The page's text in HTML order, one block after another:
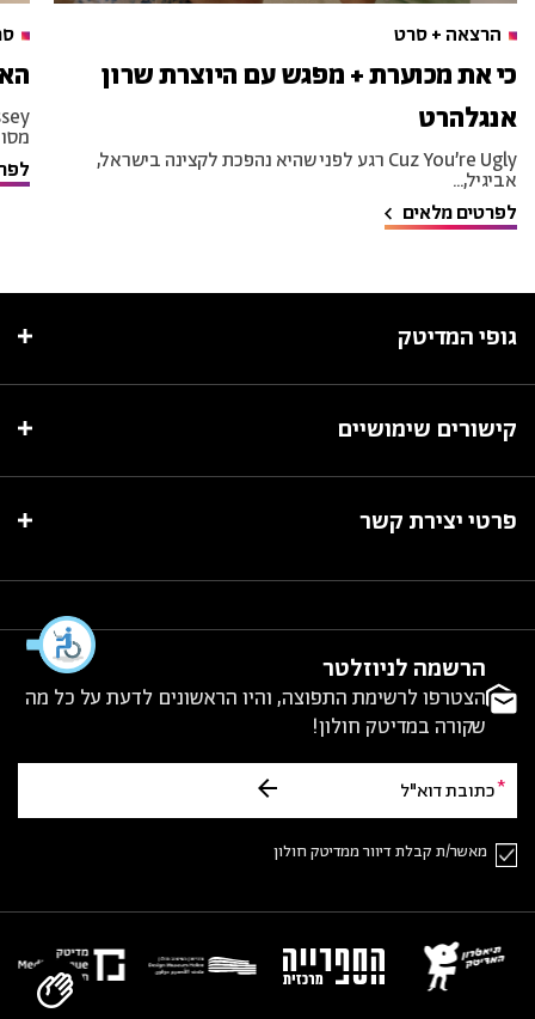
הרצאה + סרט
כי את מכוערת + מפגש עם היוצרת שרון
אנגלהרט
Cuz You’re Ugly רגע לפני שהיא נהפכת לקצינה בישראל,
אביגיל,...
לפרטים מלאים
גופי המדיטק
קישורים שימושיים
פרטי יצירת קשר
הרשמה לניוזלטר
הצטרפו לרשימת התפוצה, והיו הראשונים לדעת על כל מה
שקורה במדיטק חולון!
מאשר/ת קבלת דיוור ממדיטק חולון